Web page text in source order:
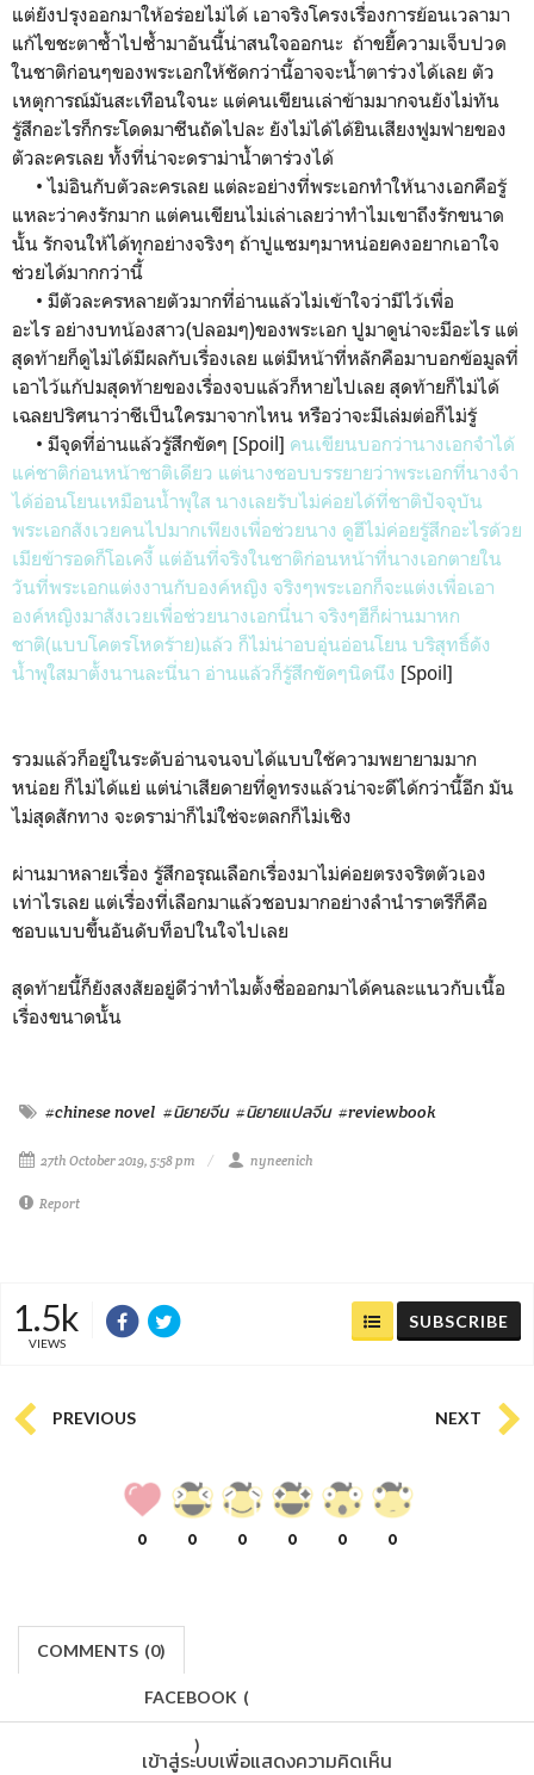
แต่ยังปรุงออกมาให้อร่อยไม่ได้ เอาจริงโครงเรื่องการย้อนเวลามา
แก้ไขชะตาซ้ำไปซ้ำมาอันนี้น่าสนใจออกนะ ถ้าขยี้ความเจ็บปวด
ในชาติก่อนๆของพระเอกให้ชัดกว่านี้อาจจะน้ำตาร่วงได้เลย ตัว
เหตุการณ์มันสะเทือนใจนะ แต่คนเขียนเล่าข้ามมากจนยังไม่ทัน
รู้สึกอะไรก็กระโดดมาซีนถัดไปละ ยังไม่ได้ได้ยินเสียงฟูมฟายของ
ตัวละครเลย ทั้งที่น่าจะดราม่าน้ำตาร่วงได้
• ไม่อินกับตัวละครเลย แต่ละอย่างที่พระเอกทำให้นางเอกคือรู้
แหละว่าคงรักมาก แต่คนเขียนไม่เล่าเลยว่าทำไมเขาถึงรักขนาด
นั้น รักจนให้ได้ทุกอย่างจริงๆ ถ้าปูแซมๆมาหน่อยคงอยากเอาใจ
ช่วยได้มากกว่านี้
• มีตัวละครหลายตัวมากที่อ่านแล้วไม่เข้าใจว่ามีไว้เพื่อ
อะไร อย่างบทน้องสาว(ปลอมๆ)ของพระเอก ปูมาดูน่าจะมีอะไร แต่
สุดท้ายก็ดูไม่ได้มีผลกับเรื่องเลย แต่มีหน้าที่หลักคือมาบอกข้อมูลที่
เอาไว้แก้ปมสุดท้ายของเรื่องจบแล้วก็หายไปเลย สุดท้ายก็ไม่ได้
เฉลยปริศนาว่าชีเป็นใครมาจากไหน หรือว่าจะมีเล่มต่อก็ไม่รู้
• มีจุดที่อ่านแล้วรู้สึกขัดๆ [Spoil] คนเขียนบอกว่านางเอกจำได้
แค่ชาติก่อนหน้าชาติเดียว แต่นางชอบบรรยายว่าพระเอกที่นางจำ
ได้อ่อนโยนเหมือนน้ำพุใส นางเลยรับไม่ค่อยได้ที่ชาติปัจจุบัน
พระเอกสังเวยคนไปมากเพียงเพื่อช่วยนาง ดูฮีไม่ค่อยรู้สึกอะไรด้วย
เมียข้ารอดก็โอเคงี้ แต่อันที่จริงในชาติก่อนหน้าที่นางเอกตายใน
วันที่พระเอกแต่งงานกับองค์หญิง จริงๆพระเอกก็จะแต่งเพื่อเอา
องค์หญิงมาสังเวยเพื่อช่วยนางเอกนี่นา จริงๆฮีก็ผ่านมาหก
ชาติ(แบบโคตรโหดร้าย)แล้ว ก็ไม่น่าอบอุ่นอ่อนโยน บริสุทธิ์ดัง
น้ำพุใสมาตั้งนานละนี่นา อ่านแล้วก็รู้สึกขัดๆนิดนึง [Spoil]
รวมแล้วก็อยู่ในระดับอ่านจนจบได้แบบใช้ความพยายามมาก
หน่อย ก็ไม่ได้แย่ แต่น่าเสียดายที่ดูทรงแล้วน่าจะดีได้กว่านี้อีก มัน
ไม่สุดสักทาง จะดราม่าก็ไม่ใช่จะตลกก็ไม่เชิง
ผ่านมาหลายเรื่อง รู้สึกอรุณเลือกเรื่องมาไม่ค่อยตรงจริตตัวเอง
เท่าไรเลย แต่เรื่องที่เลือกมาแล้วชอบมากอย่างลำนำราตรีก็คือ
ชอบแบบขึ้นอันดับท็อปในใจไปเลย
สุดท้ายนี้ก็ยังสงสัยอยู่ดีว่าทำไมตั้งชื่อออกมาได้คนละแนวกับเนื้อ
เรื่องขนาดนั้น
#chinese novel #นิยายจีน #นิยายแปลจีน #reviewbook
27th October 2019, 5:58 pm nyneenich
Report
1.5k
VIEWS
SUBSCRIBE
PREVIOUS NEXT
0 0 0 0 0 0
COMMENTS (0)
FACEBOOK (
)
เข้าสู่ระบบเพื่อแสดงความคิดเห็น